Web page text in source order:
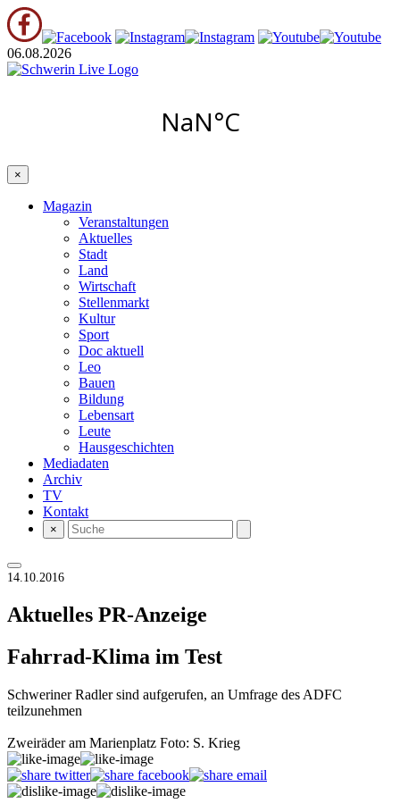
06.08.2026
×
Magazin
Veranstaltungen
Aktuelles
Stadt
Land
Wirtschaft
Stellenmarkt
Kultur
Sport
Doc aktuell
Leo
Bauen
Bildung
Lebensart
Leute
Hausgeschichten
Mediadaten
Archiv
TV
Kontakt
×
14.10.2016
Aktuelles PR-Anzeige
Fahrrad-Klima im Test
Schweriner Radler sind aufgerufen, an Umfrage des ADFC
teilzunehmen
Zweiräder am Marienplatz Foto: S. Krieg